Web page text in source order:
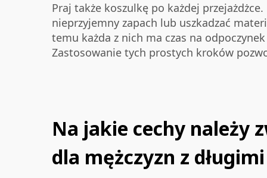
Praj także koszulkę po każdej
nieprzyjemny zapach lub uszkadzać
temu każda z nich ma czas na
Zastosowanie tych prostych kroków
Na jakie cechy należy
dla mężczyzn z